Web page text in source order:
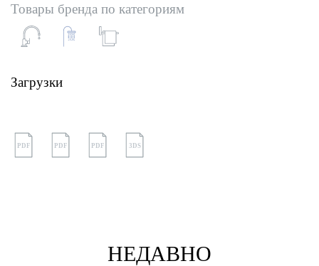
Товары бренда по категориям
Загрузки
PDF PDF PDF 3DS
НЕДАВНО